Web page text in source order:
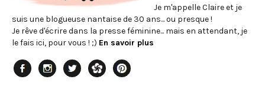
Je m'appelle Claire et je
suis une blogueuse nantaise de 30 ans... ou presque !
Je rêve d'écrire dans la presse féminine... mais en attendant, je
le fais ici, pour vous ! ;) En savoir plus